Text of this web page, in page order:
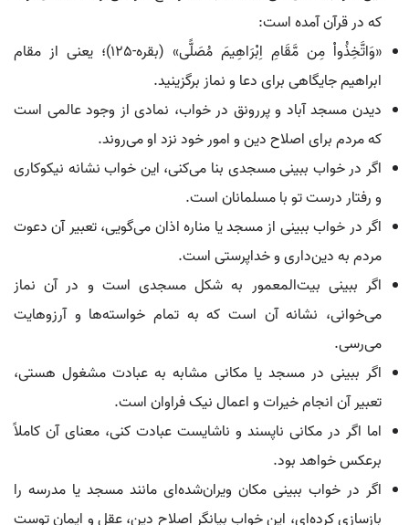
که در قرآن آمده است:
«وَاتَّخِذُواْ مِن مَّقَامِ اِبْرَاهِیمَ مُصَلًّى» (بقره-125)؛ یعنی از مقام
ابراهیم جایگاهی برای دعا و نماز برگزینید.
دیدن مسجد آباد و پررونق در خواب، نمادی از وجود عالمی است
که مردم برای اصلاح دین و امور خود نزد او می‌روند.
اگر در خواب ببینی مسجدی بنا می‌کنی، این خواب نشانه نیکوکاری
و رفتار درست تو با مسلمانان است.
اگر در خواب ببینی از مسجد یا مناره اذان می‌گویی، تعبیر آن دعوت
مردم به دین‌داری و خداپرستی است.
اگر ببینی بیت‌المعمور به شکل مسجدی است و در آن نماز
می‌خوانی، نشانه آن است که به تمام خواسته‌ها و آرزوهایت
می‌رسی.
اگر ببینی در مسجد یا مکانی مشابه به عبادت مشغول هستی،
تعبیر آن انجام خیرات و اعمال نیک فراوان است.
اما اگر در مکانی ناپسند و ناشایست عبادت کنی، معنای آن کاملاً
برعکس خواهد بود.
اگر در خواب ببینی مکان ویران‌شده‌ای مانند مسجد یا مدرسه را
بازسازی کرده‌ای، این خواب بیانگر اصلاح دین، عقل و ایمان توست